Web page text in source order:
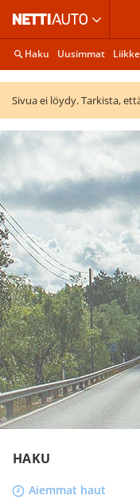
Haku Uusimmat
Sivua ei löydy. Tarkista,
HAKU
Aiemmat haut